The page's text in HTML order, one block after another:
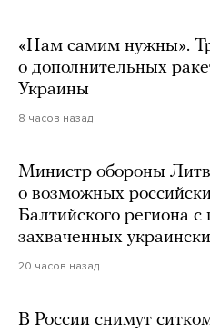
«Нам самим нужны».
о дополнительных
Украины
8 часов назад
Министр обороны
о возможных
Балтийского региона
захваченных
20 часов назад
В России снимут